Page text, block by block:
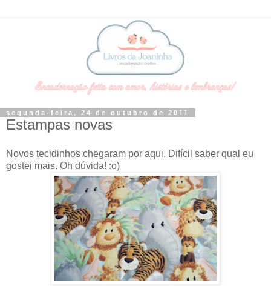
segunda-feira, 24 de outubro de 2011
Estampas novas
Novos tecidinhos chegaram por aqui. Difícil saber qual eu
gostei mais. Oh dúvida! :o)